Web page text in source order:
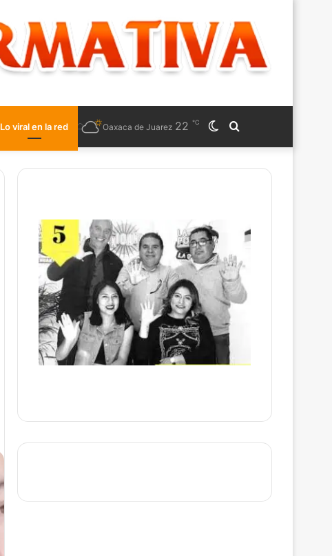
Lo viral en la red Search
for
Switch
skin
Oaxaca de Juarez 22 ℃